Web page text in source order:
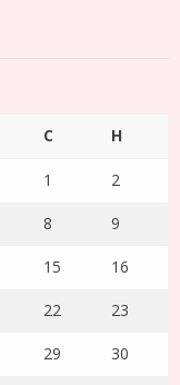
С Н
1 2
8 9
15 16
22 23
29 30